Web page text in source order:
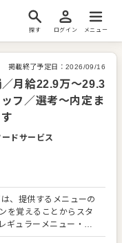
探す ログイン メニュー
掲載終了予定日： 2026/09/16
／月給22.9万～29.3
フ／選考～内定ま
ドサービス
、提供するメニューの
を覚えることからスタ
ギュラーメニュー・限
すので、店舗業務全般